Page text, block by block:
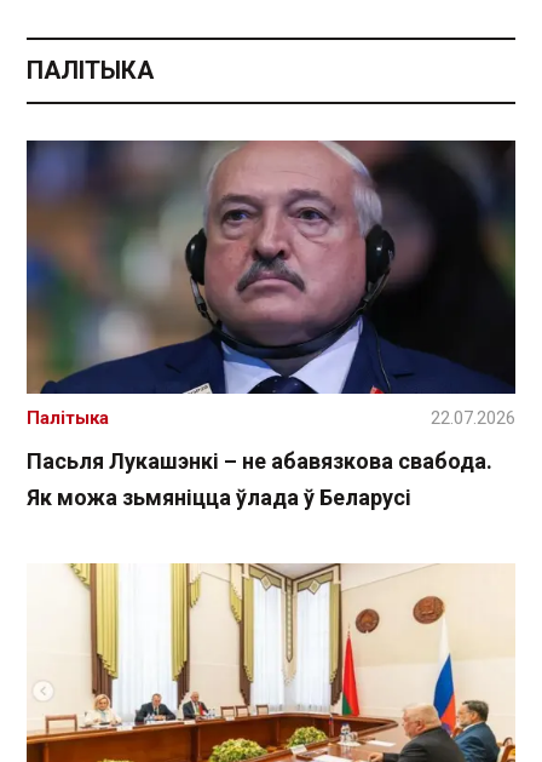
ПАЛІТЫКА
Пасьля Лукашэнкі – не абавязкова свабода.
Як можа зьмяніцца ўлада ў Беларусі
Палітыка 22.07.2026